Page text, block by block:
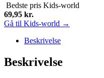
Bedste pris Kids-world
69,95 kr.
Gå til Kids-world →
Beskrivelse
Beskrivelse